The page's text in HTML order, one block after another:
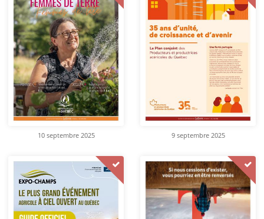
10 septembre 2025 9 septembre 2025